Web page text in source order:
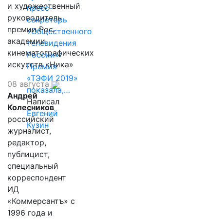
пресс-
секретарь
«Общественного
телевидения
России»:
Премия
«ТЭФИ 2019»
показала,…
Написал
Евгений
Кузин
и художественный
руководитель
премии Рос.
академии
кинематографических
искусств «Ника»
08 августа
Андрей
Колесников
российский
журналист,
редактор,
публицист,
специальный
корреспондент
ИД
«Коммерсантъ» с
1996 года и